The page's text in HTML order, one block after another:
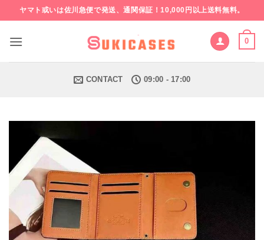
to
content
ヤマト或いは佐川急便で発送、通関保証！10,000円以上送料無料。
0
CONTACT 09:00 - 17:00